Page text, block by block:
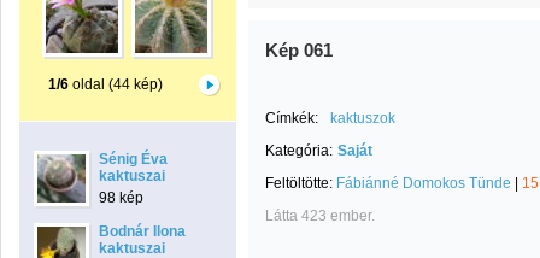
1/6oldal (44 kép)
Sénig Éva
kaktuszai
98 kép
Bodnár Ilona
kaktuszai
Kép 061
Címkék:
kaktuszok
Kategória: Saját
Feltöltötte: Fábiánné Domokos Tünde
Látta 423 ember.